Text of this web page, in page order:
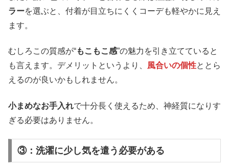
ラーを選ぶと、付着が目立ちにくくコーデも軽やかに見え
ます。
むしろこの質感が“もこもこ感”の魅力を引き立てていると
も言えます。デメリットというより、 風合いの個性ととら
えるのが良いかもしれません。
小まめなお手入れで十分長く使えるため、神経質になりす
ぎる必要はありません。
③：洗濯に少し気を遣う必要がある